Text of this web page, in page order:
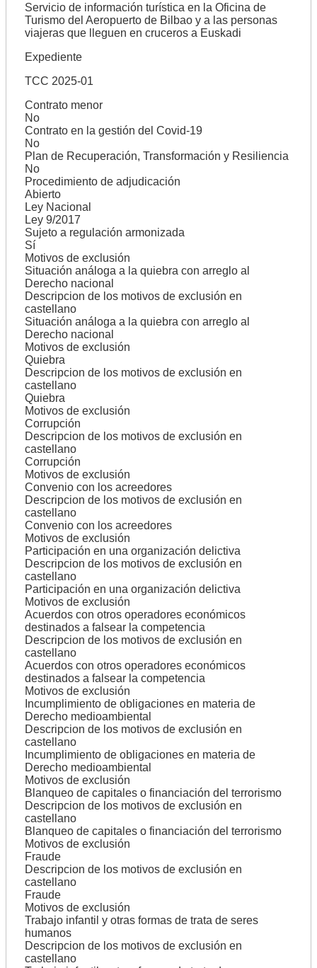
Servicio de información turística en la Oficina de
Turismo del Aeropuerto de Bilbao y a las personas
viajeras que lleguen en cruceros a Euskadi
Expediente
TCC 2025-01
Contrato menor
No
Contrato en la gestión del Covid-19
No
Plan de Recuperación, Transformación y Resiliencia
No
Procedimiento de adjudicación
Abierto
Ley Nacional
Ley 9/2017
Sujeto a regulación armonizada
Sí
Motivos de exclusión
Situación análoga a la quiebra con arreglo al
Derecho nacional
Descripcion de los motivos de exclusión en
castellano
Situación análoga a la quiebra con arreglo al
Derecho nacional
Motivos de exclusión
Quiebra
Descripcion de los motivos de exclusión en
castellano
Quiebra
Motivos de exclusión
Corrupción
Descripcion de los motivos de exclusión en
castellano
Corrupción
Motivos de exclusión
Convenio con los acreedores
Descripcion de los motivos de exclusión en
castellano
Convenio con los acreedores
Motivos de exclusión
Participación en una organización delictiva
Descripcion de los motivos de exclusión en
castellano
Participación en una organización delictiva
Motivos de exclusión
Acuerdos con otros operadores económicos
destinados a falsear la competencia
Descripcion de los motivos de exclusión en
castellano
Acuerdos con otros operadores económicos
destinados a falsear la competencia
Motivos de exclusión
Incumplimiento de obligaciones en materia de
Derecho medioambiental
Descripcion de los motivos de exclusión en
castellano
Incumplimiento de obligaciones en materia de
Derecho medioambiental
Motivos de exclusión
Blanqueo de capitales o financiación del terrorismo
Descripcion de los motivos de exclusión en
castellano
Blanqueo de capitales o financiación del terrorismo
Motivos de exclusión
Fraude
Descripcion de los motivos de exclusión en
castellano
Fraude
Motivos de exclusión
Trabajo infantil y otras formas de trata de seres
humanos
Descripcion de los motivos de exclusión en
castellano